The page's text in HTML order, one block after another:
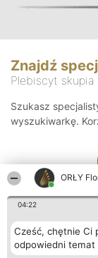
ORŁY
04:22
Cześć, chętnie Ci
odpowiedni temat
Znajdź
Plebiscyt
Szukasz
wyszukiwarkę.